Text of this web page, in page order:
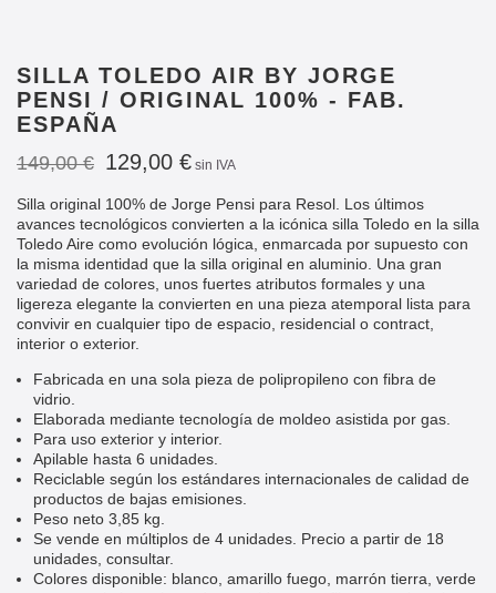
SILLA TOLEDO AIR BY JORGE
PENSI / ORIGINAL 100% - FAB.
ESPAÑA
149,00 € 129,00 € sin IVA
Silla original 100% de Jorge Pensi para Resol. Los últimos
avances tecnológicos convierten a la icónica silla Toledo en la silla
Toledo Aire como evolución lógica, enmarcada por supuesto con
la misma identidad que la silla original en aluminio. Una gran
variedad de colores, unos fuertes atributos formales y una
ligereza elegante la convierten en una pieza atemporal lista para
convivir en cualquier tipo de espacio, residencial o contract,
interior o exterior.
Fabricada en una sola pieza de polipropileno con fibra de
vidrio.
Elaborada mediante tecnología de moldeo asistida por gas.
Para uso exterior y interior.
Apilable hasta 6 unidades.
Reciclable según los estándares internacionales de calidad de
productos de bajas emisiones.
Peso neto 3,85 kg.
Se vende en múltiplos de 4 unidades. Precio a partir de 18
unidades, consultar.
Colores disponible: blanco, amarillo fuego, marrón tierra, verde